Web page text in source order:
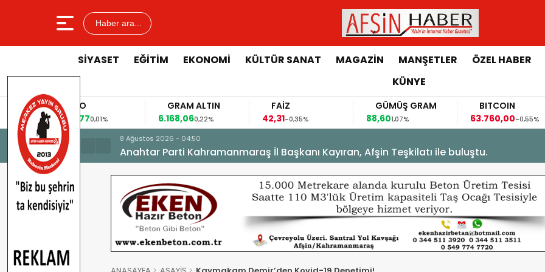
Haber ara...
SİYASET EĞİTİM EKONOMİ KÜLTÜR SANAT MAGAZİN MANŞETLER ÖZEL HABER
KÜNYE
EURO
53,84770,01%
GRAM ALTIN
6.168,060,22%
FAİZ
42,31-0,35%
GÜMÜŞ GRAM
88,601,07%
BITCOIN
63.760,00-0,55%
8 Ağustos 2026 - 04:50
Anahtar Parti Kahramanmaraş İl Başkanı Kayıran, Afşin Teşkilatı ile buluştu.